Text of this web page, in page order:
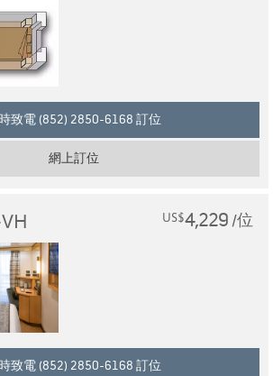
致電 (852) 2850-6168 訂位
網上訂位
US$4,229 /位
致電 (852) 2850-6168 訂位